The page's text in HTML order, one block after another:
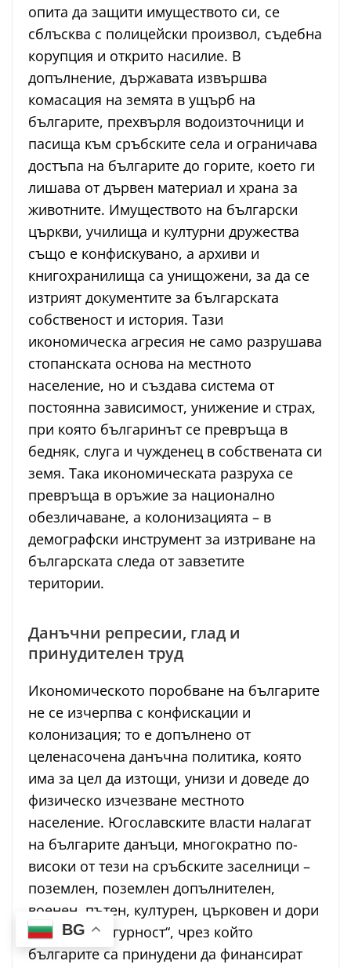
опита да защити имуществото си, се
сблъсква с полицейски произвол, съдебна
корупция и открито насилие. В
допълнение, държавата извършва
комасация на земята в ущърб на
българите, прехвърля водоизточници и
пасища към сръбските села и ограничава
достъпа на българите до горите, което ги
лишава от дървен материал и храна за
животните. Имуществото на български
църкви, училища и културни дружества
също е конфискувано, а архиви и
книгохранилища са унищожени, за да се
изтрият документите за българската
собственост и история. Тази
икономическа агресия не само разрушава
стопанската основа на местното
население, но и създава система от
постоянна зависимост, унижение и страх,
при която българинът се превръща в
бедняк, слуга и чужденец в собствената си
земя. Така икономическата разруха се
превръща в оръжие за национално
обезличаване, а колонизацията – в
демографски инструмент за изтриване на
българската следа от завзетите
територии.
Данъчни репресии, глад и
принудителен труд
Икономическото поробване на българите
не се изчерпва с конфискации и
колонизация; то е допълнено от
целенасочена данъчна политика, която
има за цел да изтощи, унизи и доведе до
физическо изчезване местното
население. Югославските власти налагат
на българите данъци, многократно по-
високи от тези на сръбските заселници –
поземлен, поземлен допълнителен,
военен, пътен, културен, църковен и дори
„данък за сигурност“, чрез който
българите са принудени да финансират
BG